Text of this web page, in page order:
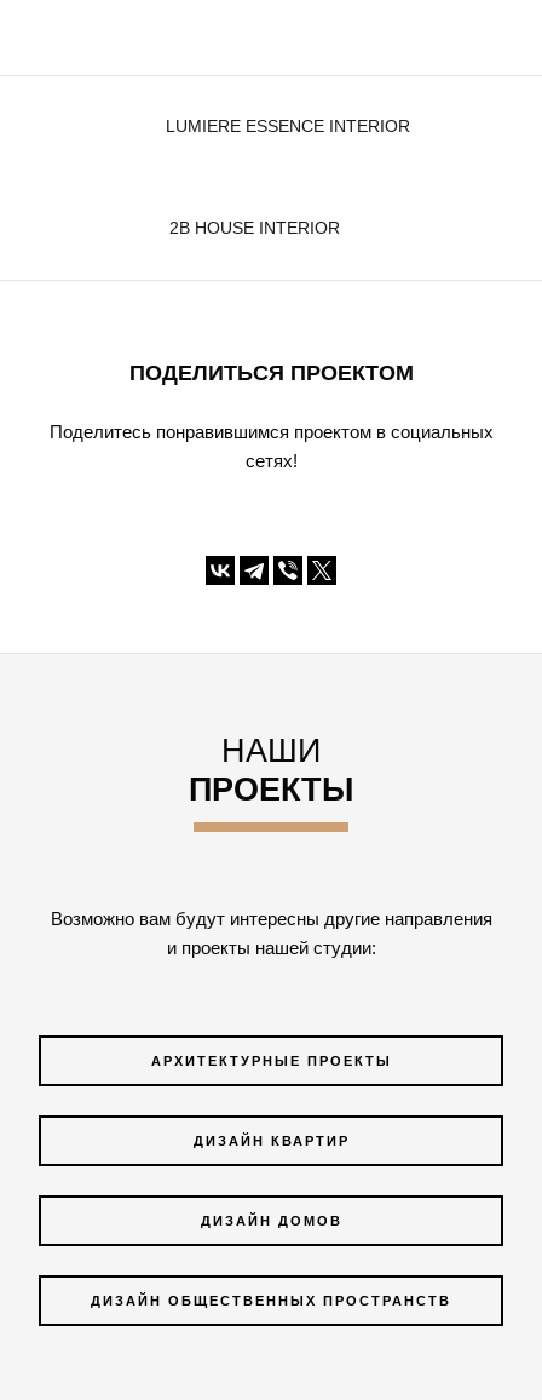
LUMIERE ESSENCE INTERIOR
2B HOUSE INTERIOR
ПОДЕЛИТЬСЯ ПРОЕКТОМ
Поделитесь понравившимся проектом в социальных
сетях!
НАШИ
ПРОЕКТЫ
Возможно вам будут интересны другие направления
и проекты нашей студии:
АРХИТЕКТУРНЫЕ ПРОЕКТЫ
ДИЗАЙН КВАРТИР
ДИЗАЙН ДОМОВ
ДИЗАЙН ОБЩЕСТВЕННЫХ ПРОСТРАНСТВ